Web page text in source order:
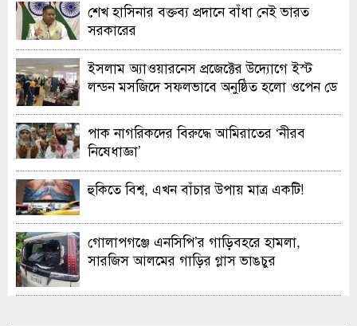
শেখ হাসিনার বক্তব্য প্রদানে বাঁধা নেই ভারত
সরকারের
ইসলাম অ্যাওয়ারনেস প্রজেক্টের উদ্যোগে ইস্ট
লন্ডন মসজিদে সফলভাবে অনুষ্ঠিত হলো ওপেন ডে
পাক নাগরিকদের বিরুদ্ধে আমিরাতের ‘নীরব
নিষেধাজ্ঞা’
হুকিতে বিশ্ব, এখন বাঁচার উপায় মাত্র একটি!
গোলাপগঞ্জে এনসিপি’র গাড়িবহরে হামলা,
সারজিস আলমের গাড়ির গ্লাস ভাঙচুর